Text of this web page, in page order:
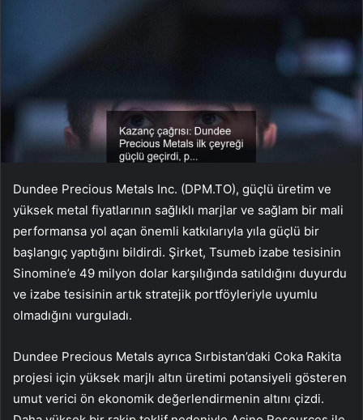
Dundee Precious Metals Inc. (DPM.TO), güçlü üretim ve
yüksek metal fiyatlarının sağlıklı marjlar ve sağlam bir mali
performansa yol açan önemli katkılarıyla yıla güçlü bir
başlangıç yaptığını bildirdi. Şirket, Tsumeb izabe tesisinin
Sinomine’e 49 milyon dolar karşılığında satıldığını duyurdu
ve izabe tesisinin artık stratejik portföyleriyle uyumlu
olmadığını vurguladı.
Dundee Precious Metals ayrıca Sırbistan’daki Coka Rakita
projesi için yüksek marjlı altın üretimi potansiyeli gösteren
umut verici ön ekonomik değerlendirmenin altını çizdi.